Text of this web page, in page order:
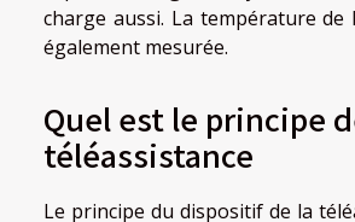
charge aussi. La température
également mesurée.
Quel est le principe
téléassistance
Le principe du dispositif de la